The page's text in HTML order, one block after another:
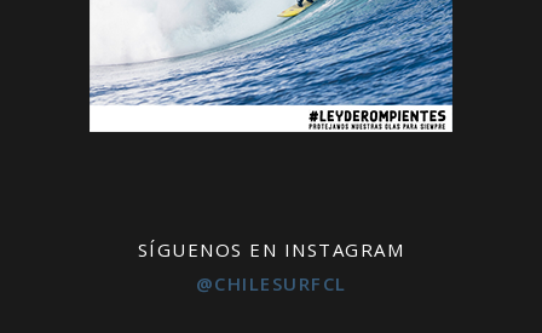
SÍGUENOS EN INSTAGRAM
@CHILESURFCL